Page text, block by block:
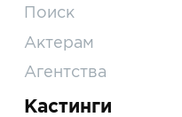
Поиск
Актерам
Агентства
Кастинги